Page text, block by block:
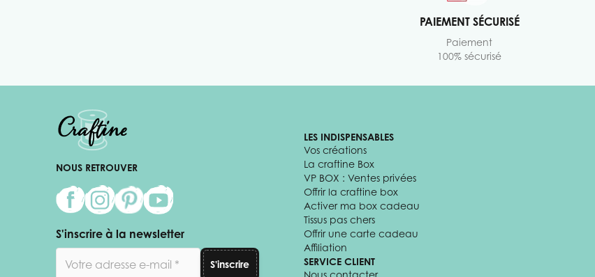
PAIEMENT SÉCURISÉ
Paiement
100% sécurisé
NOUS RETROUVER
S'inscrire à la newsletter
S'inscrire
LES INDISPENSABLES
Vos créations
La craftine Box
VP BOX : Ventes privées
Offrir la craftine box
Activer ma box cadeau
Tissus pas chers
Offrir une carte cadeau
Affiliation
SERVICE CLIENT
Nous contacter